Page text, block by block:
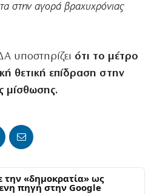
στην αγορά βραχυχρόνιας
υποστηρίζει ότι το μέτρο
θετική επίδραση στην
μίσθωσης.
την «δημοκρατία» ως
πηγή στην Google